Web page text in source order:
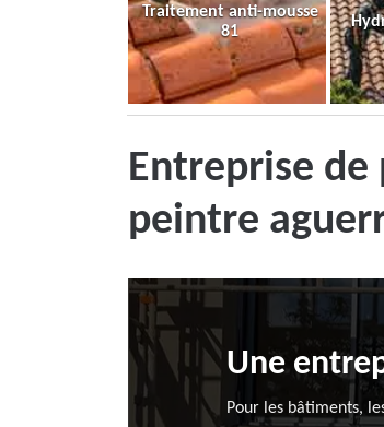
Traitement anti-mousse
81
Entreprise
peintre
Une
Pour les bâtiments,